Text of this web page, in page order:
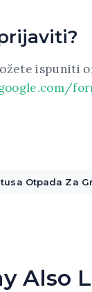
ispuniti
Otpada Za
Also